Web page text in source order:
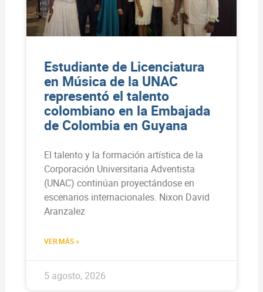
Estudiante de Licenciatura
en Música de la UNAC
representó el talento
colombiano en la Embajada
de Colombia en Guyana
El talento y la formación artística de la
Corporación Universitaria Adventista
(UNAC) continúan proyectándose en
escenarios internacionales. Nixon David
Aranzalez
VER MÁS »
5 agosto, 2026